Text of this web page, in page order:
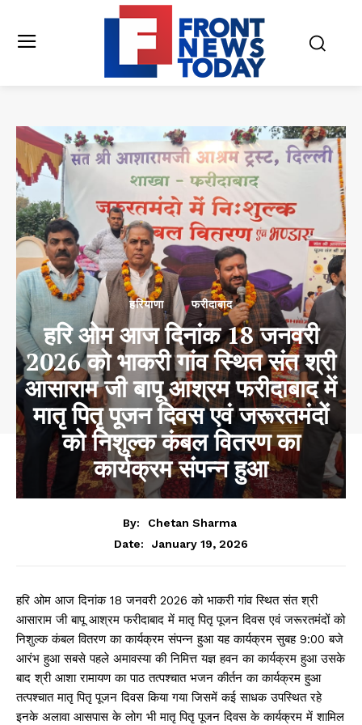
हरियाणा फरीदाबाद
हरि ओम आज दिनांक 18 जनवरी
2026 को भाकरी गांव स्थित संत श्री
आसाराम जी बापू आश्रम फरीदाबाद में
मातृ पितृ पूजन दिवस एवं जरूरतमंदों
को निशुल्क कंबल वितरण का
कार्यक्रम संपन्न हुआ
By:
Chetan Sharma
Date:
January 19, 2026
हरि ओम आज दिनांक 18 जनवरी 2026 को भाकरी गांव स्थित संत श्री
आसाराम जी बापू आश्रम फरीदाबाद में मातृ पितृ पूजन दिवस एवं जरूरतमंदों को
निशुल्क कंबल वितरण का कार्यक्रम संपन्न हुआ यह कार्यक्रम सुबह 9:00 बजे
आरंभ हुआ सबसे पहले अमावस्या की निमित्त यज्ञ हवन का कार्यक्रम हुआ उसके
बाद श्री आशा रामायण का पाठ तत्पश्चात भजन कीर्तन का कार्यक्रम हुआ
तत्पश्चात मातृ पितृ पूजन दिवस किया गया जिसमें कई साधक उपस्थित रहे
इनके अलावा आसपास के लोग भी मातृ पितृ पूजन दिवस के कार्यक्रम में शामिल